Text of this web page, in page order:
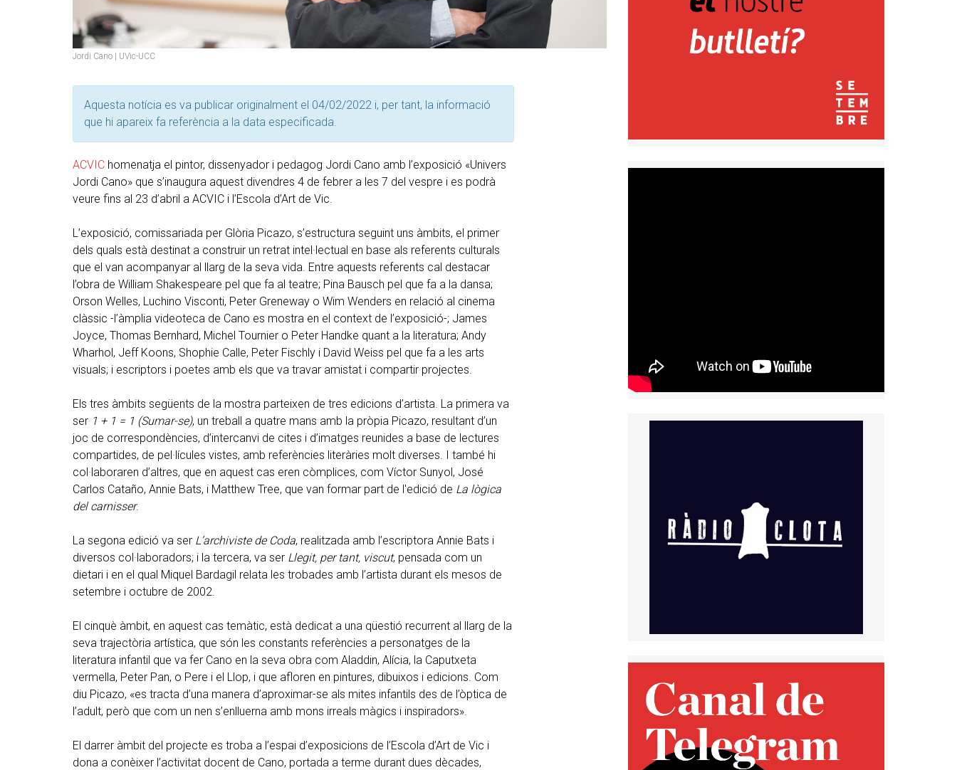
Jordi Cano | UVic-UCC
Aquesta notícia es va publicar originalment el 04/02/2022 i, per tant, la informació
que hi apareix fa referència a la data especificada.
ACVIC homenatja el pintor, dissenyador i pedagog Jordi Cano amb l’exposició «Univers
Jordi Cano» que s’inaugura aquest divendres 4 de febrer a les 7 del vespre i es podrà
veure fins al 23 d’abril a ACVIC i l’Escola d’Art de Vic.
L’exposició, comissariada per Glòria Picazo, s’estructura seguint uns àmbits, el primer
dels quals està destinat a construir un retrat intel·lectual en base als referents culturals
que el van acompanyar al llarg de la seva vida. Entre aquests referents cal destacar
l’obra de William Shakespeare pel que fa al teatre; Pina Bausch pel que fa a la dansa;
Orson Welles, Luchino Visconti, Peter Greneway o Wim Wenders en relació al cinema
clàssic -l’àmplia videoteca de Cano es mostra en el context de l’exposició-; James
Joyce, Thomas Bernhard, Michel Tournier o Peter Handke quant a la literatura; Andy
Wharhol, Jeff Koons, Shophie Calle, Peter Fischly i David Weiss pel que fa a les arts
visuals; i escriptors i poetes amb els que va travar amistat i compartir projectes.
Els tres àmbits següents de la mostra parteixen de tres edicions d’artista. La primera va
ser 1 + 1 = 1 (Sumar-se), un treball a quatre mans amb la pròpia Picazo, resultant d’un
joc de correspondències, d’intercanvi de cites i d’imatges reunides a base de lectures
compartides, de pel·lícules vistes, amb referències literàries molt diverses. I també hi
col·laboraren d’altres, que en aquest cas eren còmplices, com Víctor Sunyol, José
Carlos Cataño, Annie Bats, i Matthew Tree, que van formar part de l'edició de La lògica
del carnisser.
La segona edició va ser L’archiviste de Coda, realitzada amb l’escriptora Annie Bats i
diversos col·laboradors; i la tercera, va ser Llegit, per tant, viscut, pensada com un
dietari i en el qual Miquel Bardagil relata les trobades amb l’artista durant els mesos de
setembre i octubre de 2002.
El cinquè àmbit, en aquest cas temàtic, està dedicat a una qüestió recurrent al llarg de la
seva trajectòria artística, que són les constants referències a personatges de la
literatura infantil que va fer Cano en la seva obra com Aladdin, Alícia, la Caputxeta
vermella, Peter Pan, o Pere i el Llop, i que afloren en pintures, dibuixos i edicions. Com
diu Picazo, «es tracta d’una manera d’aproximar-se als mites infantils des de l’òptica de
l’adult, però que com un nen s’enlluerna amb mons irreals màgics i inspiradors».
El darrer àmbit del projecte es troba a l’espai d’exposicions de l’Escola d’Art de Vic i
dona a conèixer l’activitat docent de Cano, portada a terme durant dues dècades,